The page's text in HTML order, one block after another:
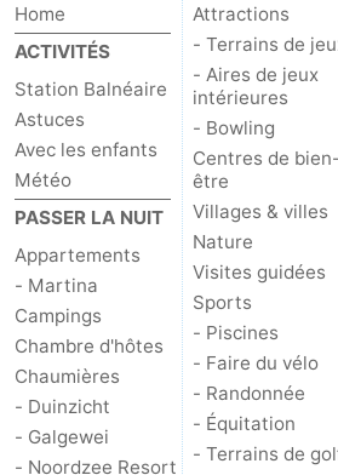
Mantelingen
Westkapelle
-
Zoutelande
-
Nature
Walcherse
bos
-
Dishoek
-
Middelburg
Zeeuws-
Vlaanderen
-
Nieuwvliet
-
Home
ACTIVITÉS
Station Balnéaire
Astuces
Avec les enfants
Météo
PASSER LA NUIT
Appartements
- Martina
Campings
Chambre d'hôtes
Chaumières
- Duinzicht
- Galgewei
- Noordzee Resort
Attractions
- Terrains de
- Aires de jeux
intérieures
- Bowling
Centres de bien-
être
Villages & villes
Nature
Visites guidées
Sports
- Piscines
- Faire du vélo
- Randonnée
- Équitation
- Terrains de